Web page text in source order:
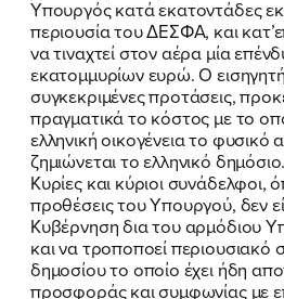
Υπουργός κατά εκατοντάδες
περιουσία του ΔΕΣΦΑ, και
να τιναχτεί στον αέρα μία
εκατομμυρίων ευρώ. Ο
συγκεκριμένες προτάσεις,
πραγματικά το κόστος με το
ελληνική οικογένεια το φυσικό
ζημιώνεται το ελληνικό δημόσιο.
Κυρίες και κύριοι συνάδελφοι,
προθέσεις του Υπουργού, δεν
Κυβέρνηση δια του αρμόδιου
και να τροποποεί περιουσιακό
δημοσίου το οποίο έχει ήδη
προσφοράς και συμφωνίας με